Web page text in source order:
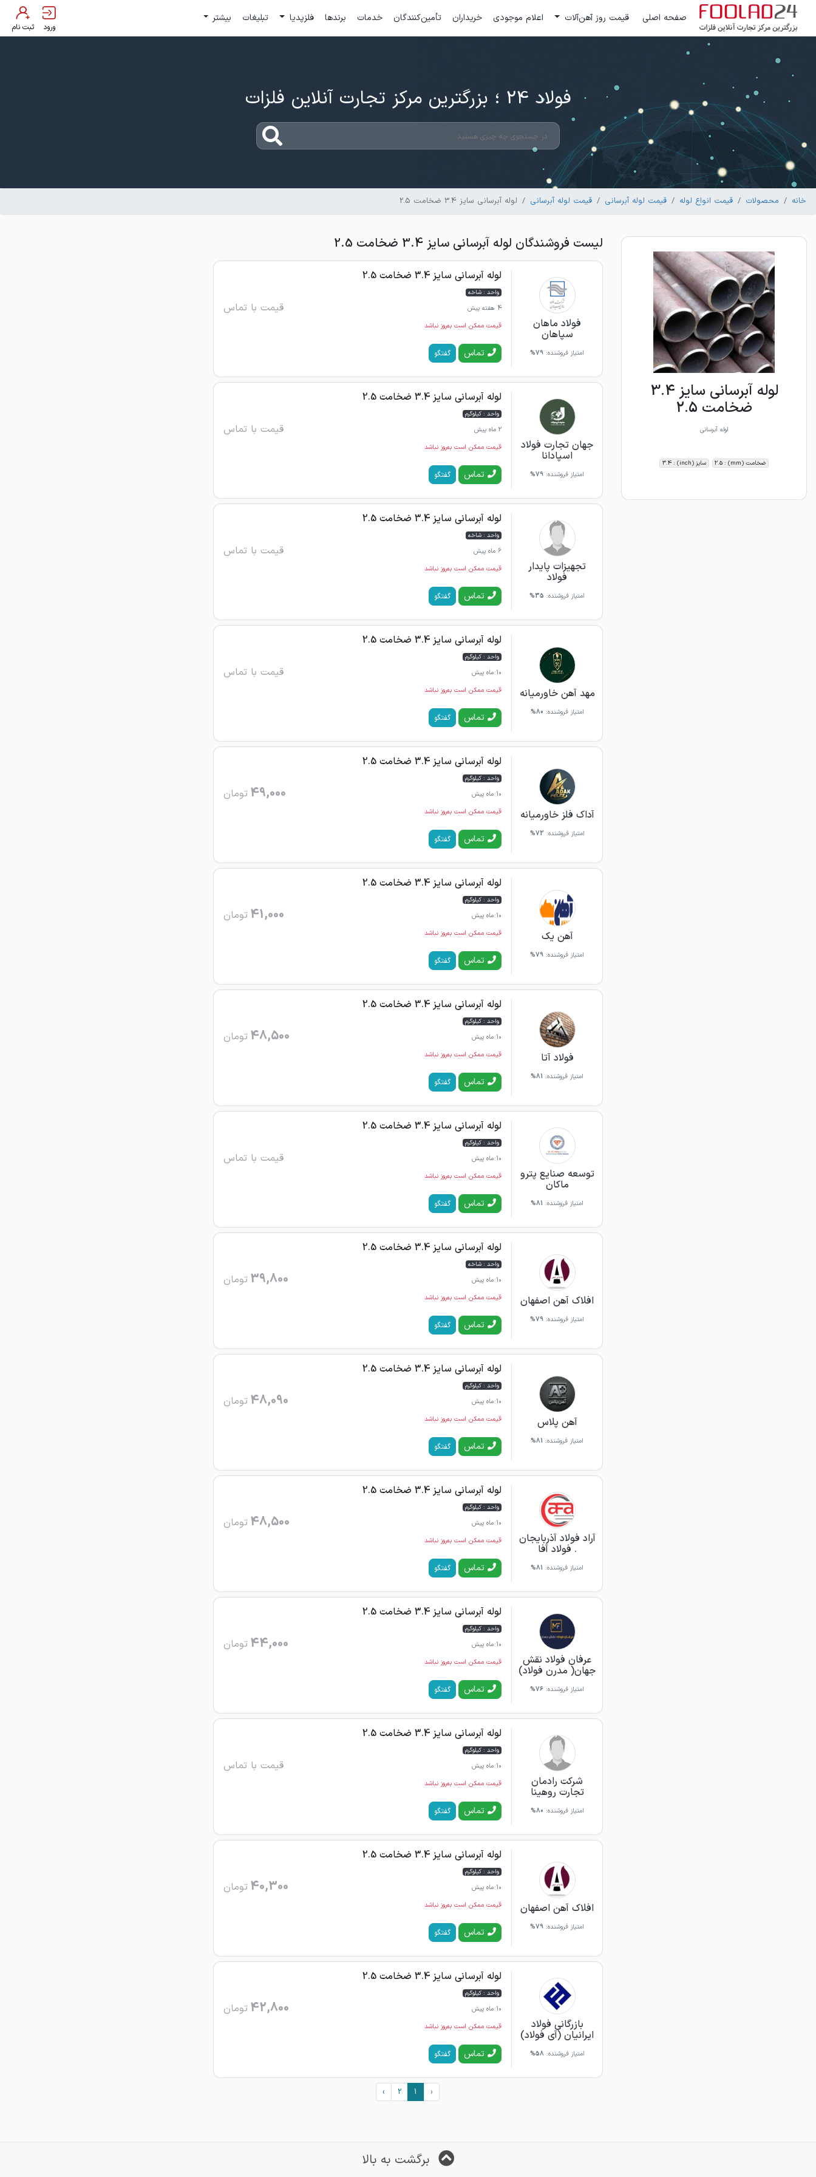
صفحه اصلی قیمت روز آهن‌آلات اعلام موجودی خریداران تأمین‌کنندگان خدمات برندها فلزپدیا تبلیغات بیشتر
ورود ثبت نام
فولاد 24 ؛ بزرگترین مرکز تجارت آنلاین فلزات
خانه محصولات قیمت انواع لوله قیمت لوله آبرسانی قیمت لوله آبرسانی لوله آبرسانی سایز 3.4 ضخامت 2.5
لوله آبرسانی سایز 3.4
ضخامت 2.5
لوله آبرسانی
ضخامت (mm) : 2.5 سایز (inch) : 3.4
لیست فروشندگان لوله آبرسانی سایز 3.4 ضخامت 2.5
فولاد ماهان
سپاهان
امتیاز فروشنده: 79%
لوله آبرسانی سایز 3.4 ضخامت 2.5
واحد : شاخه
4 هفته پیش
قیمت با تماس
قیمت ممکن است به‌روز نباشد
تماس گفتگو
جهان تجارت فولاد
اسپادانا
امتیاز فروشنده: 79%
لوله آبرسانی سایز 3.4 ضخامت 2.5
واحد : کیلوگرم
2 ماه پیش
قیمت با تماس
قیمت ممکن است به‌روز نباشد
تماس گفتگو
تجهیزات پایدار
فولاد
امتیاز فروشنده: 35%
لوله آبرسانی سایز 3.4 ضخامت 2.5
واحد : شاخه
6 ماه پیش
قیمت با تماس
قیمت ممکن است به‌روز نباشد
تماس گفتگو
مهد آهن خاورمیانه
امتیاز فروشنده: 80%
لوله آبرسانی سایز 3.4 ضخامت 2.5
واحد : کیلوگرم
10 ماه پیش
قیمت با تماس
قیمت ممکن است به‌روز نباشد
تماس گفتگو
آداک فلز خاورمیانه
امتیاز فروشنده: 72%
لوله آبرسانی سایز 3.4 ضخامت 2.5
واحد : کیلوگرم
10 ماه پیش
49,000 تومان
قیمت ممکن است به‌روز نباشد
تماس گفتگو
آهن یک
امتیاز فروشنده: 79%
لوله آبرسانی سایز 3.4 ضخامت 2.5
واحد : کیلوگرم
10 ماه پیش
41,000 تومان
قیمت ممکن است به‌روز نباشد
تماس گفتگو
فولاد آتا
امتیاز فروشنده: 81%
لوله آبرسانی سایز 3.4 ضخامت 2.5
واحد : کیلوگرم
10 ماه پیش
48,500 تومان
قیمت ممکن است به‌روز نباشد
تماس گفتگو
توسعه صنایع پترو
ماکان
امتیاز فروشنده: 81%
لوله آبرسانی سایز 3.4 ضخامت 2.5
واحد : کیلوگرم
10 ماه پیش
قیمت با تماس
قیمت ممکن است به‌روز نباشد
تماس گفتگو
افلاک آهن اصفهان
امتیاز فروشنده: 79%
لوله آبرسانی سایز 3.4 ضخامت 2.5
واحد : شاخه
10 ماه پیش
39,800 تومان
قیمت ممکن است به‌روز نباشد
تماس گفتگو
آهن پلاس
امتیاز فروشنده: 81%
لوله آبرسانی سایز 3.4 ضخامت 2.5
واحد : کیلوگرم
10 ماه پیش
48,090 تومان
قیمت ممکن است به‌روز نباشد
تماس گفتگو
آراد فولاد آذربایجان
. فولاد آفا
امتیاز فروشنده: 81%
لوله آبرسانی سایز 3.4 ضخامت 2.5
واحد : کیلوگرم
10 ماه پیش
48,500 تومان
قیمت ممکن است به‌روز نباشد
تماس گفتگو
عرفان فولاد نقش
جهان( مدرن فولاد)
امتیاز فروشنده: 76%
لوله آبرسانی سایز 3.4 ضخامت 2.5
واحد : کیلوگرم
10 ماه پیش
44,000 تومان
قیمت ممکن است به‌روز نباشد
تماس گفتگو
شرکت رادمان
تجارت روهینا
امتیاز فروشنده: 80%
لوله آبرسانی سایز 3.4 ضخامت 2.5
واحد : کیلوگرم
10 ماه پیش
قیمت با تماس
قیمت ممکن است به‌روز نباشد
تماس گفتگو
افلاک آهن اصفهان
امتیاز فروشنده: 79%
لوله آبرسانی سایز 3.4 ضخامت 2.5
واحد : کیلوگرم
10 ماه پیش
40,300 تومان
قیمت ممکن است به‌روز نباشد
تماس گفتگو
بازرگانی فولاد
ایرانیان (آی فولاد)
امتیاز فروشنده: 58%
لوله آبرسانی سایز 3.4 ضخامت 2.5
واحد : کیلوگرم
10 ماه پیش
42,800 تومان
قیمت ممکن است به‌روز نباشد
تماس گفتگو
‹
1
2
›
برگشت به بالا